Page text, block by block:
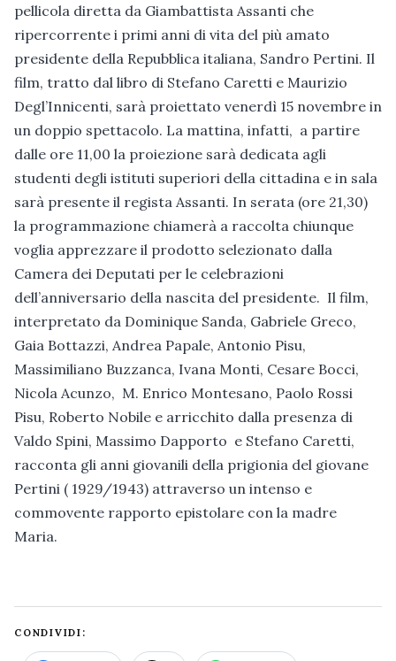
pellicola diretta da Giambattista Assanti che
ripercorrente i primi anni di vita del più amato
presidente della Repubblica italiana, Sandro Pertini. Il
film, tratto dal libro di Stefano Caretti e Maurizio
Degl’Innicenti, sarà proiettato venerdì 15 novembre in
un doppio spettacolo. La mattina, infatti, a partire
dalle ore 11,00 la proiezione sarà dedicata agli
studenti degli istituti superiori della cittadina e in sala
sarà presente il regista Assanti. In serata (ore 21,30)
la programmazione chiamerà a raccolta chiunque
voglia apprezzare il prodotto selezionato dalla
Camera dei Deputati per le celebrazioni
dell’anniversario della nascita del presidente. Il film,
interpretato da Dominique Sanda, Gabriele Greco,
Gaia Bottazzi, Andrea Papale, Antonio Pisu,
Massimiliano Buzzanca, Ivana Monti, Cesare Bocci,
Nicola Acunzo, M. Enrico Montesano, Paolo Rossi
Pisu, Roberto Nobile e arricchito dalla presenza di
Valdo Spini, Massimo Dapporto e Stefano Caretti,
racconta gli anni giovanili della prigionia del giovane
Pertini ( 1929/1943) attraverso un intenso e
commovente rapporto epistolare con la madre
Maria.
CONDIVIDI: